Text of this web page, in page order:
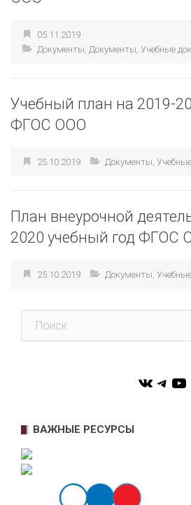
05.11.2019
Документы, Документы, Учебные
Учебный план на 2019-
ФГОС ООО
25.10.2019 Документы,
План внеурочной
2020 учебный год ФГОС
25.10.2019 Документы,
Поиск
VK
ВАЖНЫЕ РЕСУРСЫ